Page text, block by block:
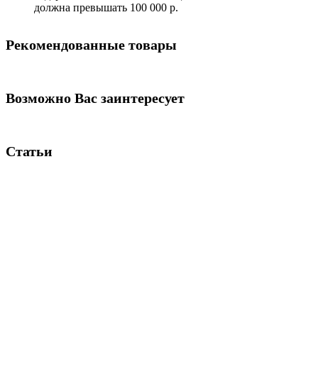
должна превышать 100 000 р.
Рекомендованные товары
Возможно Вас заинтересует
Статьи